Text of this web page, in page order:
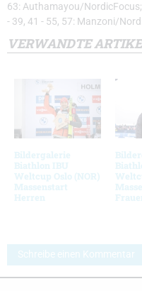
63: Authamayou/NordicFocus;
- 39, 41 - 55, 57: Manzoni/
VERWANDTE
Bildergalerie
Biathlon IBU
Weltcup Oslo (NOR)
Massenstart
Herren
Schreibe einen Kommentar